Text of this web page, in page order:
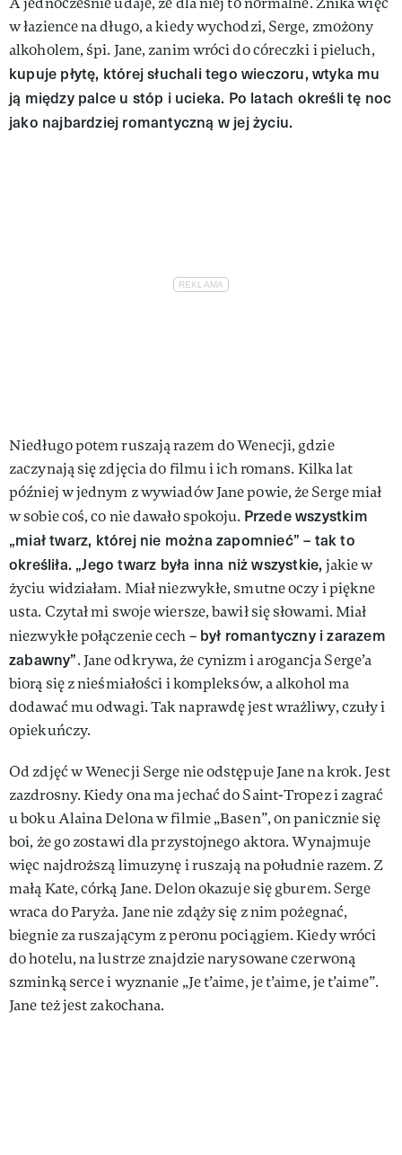
w łazience na długo, a kiedy wychodzi, Serge, zmożony
alkoholem, śpi. Jane, zanim wróci do córeczki i pieluch,
kupuje płytę, której słuchali tego wieczoru, wtyka mu
ją między palce u stóp i ucieka. Po latach określi tę noc
jako najbardziej romantyczną w jej życiu.
Niedługo potem ruszają razem do Wenecji, gdzie
zaczynają się zdjęcia do filmu i ich romans. Kilka lat
później w jednym z wywiadów Jane powie, że Serge miał
w sobie coś, co nie dawało spokoju. Przede wszystkim
„miał twarz, której nie można zapomnieć” – tak to
określiła. „Jego twarz była inna niż wszystkie, jakie w
życiu widziałam. Miał niezwykłe, smutne oczy i piękne
usta. Czytał mi swoje wiersze, bawił się słowami. Miał
niezwykłe połączenie cech – był romantyczny i zarazem
zabawny”. Jane odkrywa, że cynizm i arogancja Serge’a
biorą się z nieśmiałości i kompleksów, a alkohol ma
dodawać mu odwagi. Tak naprawdę jest wrażliwy, czuły i
opiekuńczy.
Od zdjęć w Wenecji Serge nie odstępuje Jane na krok. Jest
zazdrosny. Kiedy ona ma jechać do Saint-Tropez i zagrać
u boku Alaina Delona w filmie „Basen”, on panicznie się
boi, że go zostawi dla przystojnego aktora. Wynajmuje
więc najdroższą limuzynę i ruszają na południe razem. Z
małą Kate, córką Jane. Delon okazuje się gburem. Serge
wraca do Paryża. Jane nie zdąży się z nim pożegnać,
biegnie za ruszającym z peronu pociągiem. Kiedy wróci
do hotelu, na lustrze znajdzie narysowane czerwoną
szminką serce i wyznanie „Je t’aime, je t’aime, je t’aime”.
Jane też jest zakochana.